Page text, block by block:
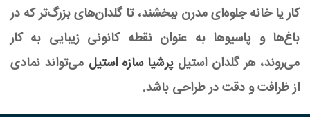
کار یا خانه جلوه‌ای مدرن ببخشند، تا گلدان‌های بزرگ‌تر که در
باغ‌ها و پاسیوها به عنوان نقطه کانونی زیبایی به کار
می‌روند، هر گلدان استیل پرشیا سازه استیل می‌تواند نمادی
از ظرافت و دقت در طراحی باشد.